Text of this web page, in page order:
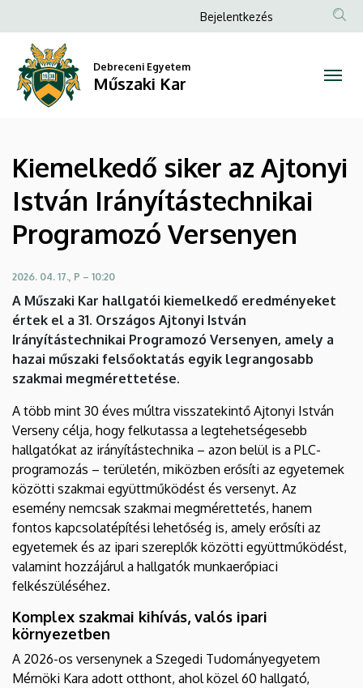
siker
az
Ajtonyi
Irányítástechnikai
Programozó
Versenyen
Műszaki
Kar
a
tartalomra
Anonim
Bejelentkezés
Debreceni Egyetem
Műszaki Kar
Kiemelkedő siker az Ajtonyi
István Irányítástechnikai
Programozó Versenyen
2026. 04. 17., P – 10:20
A Műszaki Kar hallgatói kiemelkedő eredményeket
értek el a 31. Országos Ajtonyi István
Irányítástechnikai Programozó Versenyen, amely a
hazai műszaki felsőoktatás egyik legrangosabb
szakmai megmérettetése.
A több mint 30 éves múltra visszatekintő Ajtonyi István
Verseny célja, hogy felkutassa a legtehetségesebb
hallgatókat az irányítástechnika – azon belül is a PLC-
programozás – területén, miközben erősíti az egyetemek
közötti szakmai együttműködést és versenyt. Az
esemény nemcsak szakmai megmérettetés, hanem
fontos kapcsolatépítési lehetőség is, amely erősíti az
egyetemek és az ipari szereplők közötti együttműködést,
valamint hozzájárul a hallgatók munkaerőpiaci
felkészüléséhez.
Komplex szakmai kihívás, valós ipari
környezetben
A 2026-os versenynek a Szegedi Tudományegyetem
Mérnöki Kara adott otthont, ahol közel 60 hallgató,